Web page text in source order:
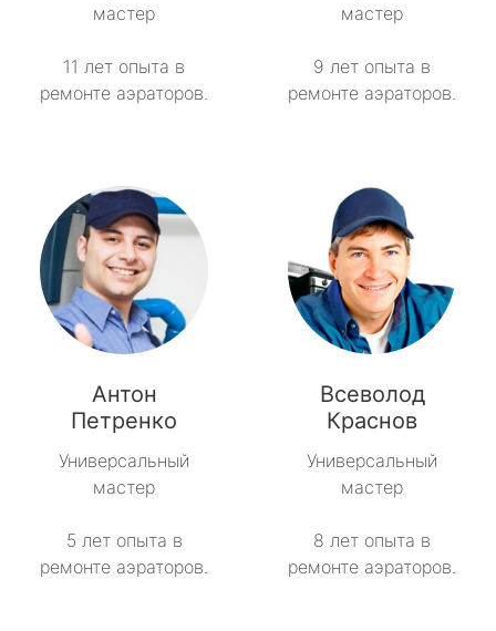
мастер
11 лет опыта в
ремонте аэраторов.
мастер
9 лет опыта в
ремонте аэраторов.
Антон
Петренко
Универсальный
мастер
5 лет опыта в
ремонте аэраторов.
Всеволод
Краснов
Универсальный
мастер
8 лет опыта в
ремонте аэраторов.